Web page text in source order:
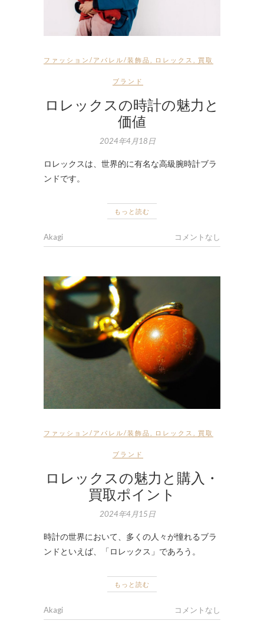
ファッション/アパレル/装飾品 ロレックス 買取
ブランド
ロレックスの時計の魅力と
価値
2024年4月18日
ロレックスは、世界的に有名な高級腕時計ブラ
ンドです。
もっと読む
Akagi コメントなし
ファッション/アパレル/装飾品 ロレックス 買取
ブランド
ロレックスの魅力と購入・
買取ポイント
2024年4月15日
時計の世界において、多くの人々が憧れるブラ
ンドといえば、「ロレックス」であろう。
もっと読む
Akagi コメントなし